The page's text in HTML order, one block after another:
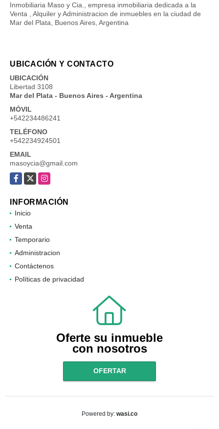
Inmobiliaria Maso y Cia., empresa inmobiliaria dedicada a la
Venta , Alquiler y Administracion de inmuebles en la ciudad de
Mar del Plata, Buenos Aires, Argentina
UBICACIÓN Y CONTACTO
UBICACIÓN
Libertad 3108
Mar del Plata - Buenos Aires - Argentina
MÓVIL
+542234486241
TELÉFONO
+542234924501
EMAIL
masoycia@gmail.com
Facebook
X Instagram
INFORMACIÓN
Inicio
Venta
Temporario
Administracion
Contáctenos
Políticas de privacidad
Oferte su inmueble
con nosotros
OFERTAR
Powered by: wasi.co